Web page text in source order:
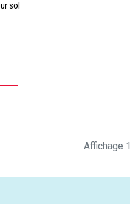
sol
Affichage